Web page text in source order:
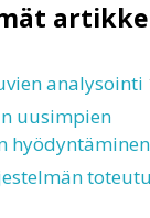
analysointi
uusimpien
hyödyntäminen